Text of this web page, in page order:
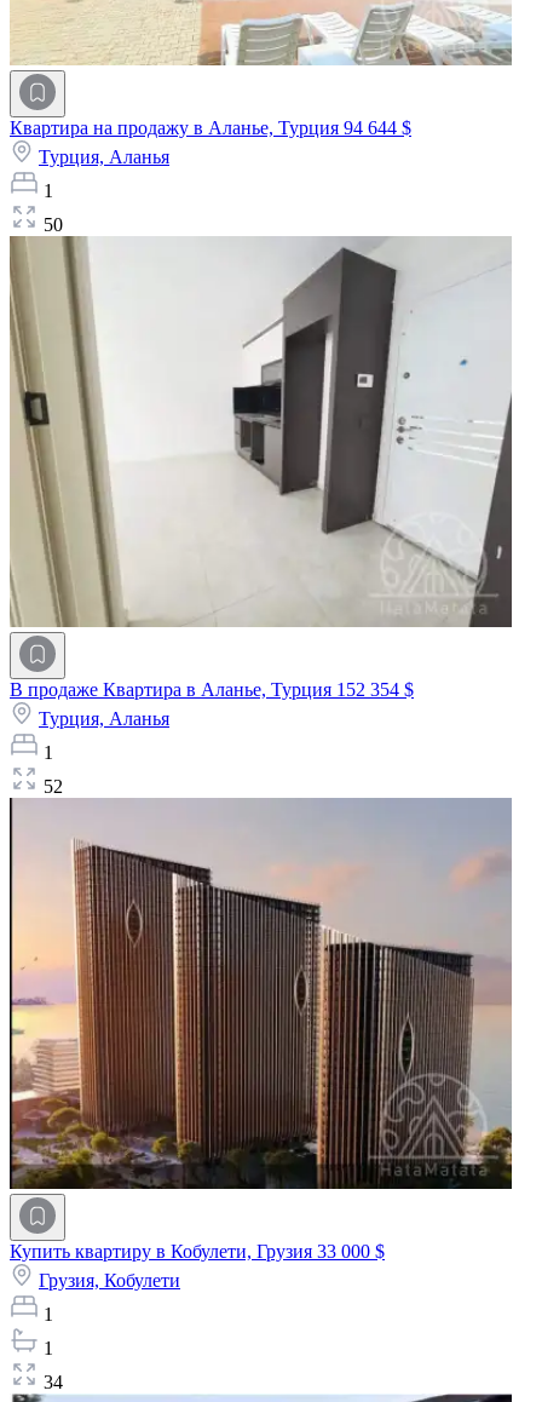
Квартира на продажу в Аланье, Турция 94 644 $
Турция, Аланья
1
50
В продаже Квартира в Аланье, Турция 152 354 $
Турция, Аланья
1
52
Купить квартиру в Кобулети, Грузия 33 000 $
Грузия, Кобулети
1
1
34